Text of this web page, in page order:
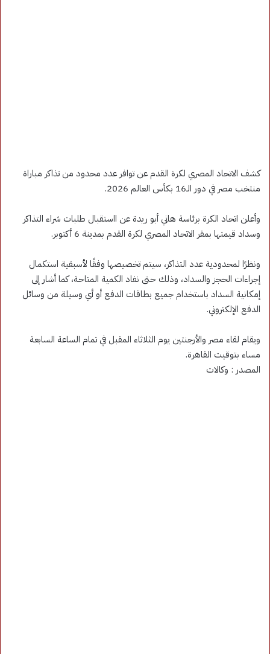
كشف الاتحاد المصري لكرة القدم عن توافر عدد محدود من تذاكر مباراة
منتخب مصر في دور الـ16 بكأس العالم 2026.
وأعلن اتحاد الكرة برئاسة هاني أبو ريدة عن ااستقبال طلبات شراء التذاكر
وسداد قيمتها بمقر الاتحاد المصري لكرة القدم بمدينة 6 أكتوبر.
ونظرًا لمحدودية عدد التذاكر، سيتم تخصيصها وفقًا لأسبقية استكمال
إجراءات الحجز والسداد، وذلك حتى نفاد الكمية المتاحة، كما أشار إلى
إمكانية السداد باستخدام جميع بطاقات الدفع أو أي وسيلة من وسائل
الدفع الإلكتروني.
ويقام لقاء مصر والأرجنتين يوم الثلاثاء المقبل في تمام الساعة السابعة
مساء بتوقيت القاهرة.
المصدر : وكالات